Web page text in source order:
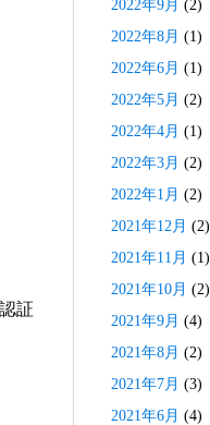
証
2022年9月 (2)
2022年8月 (1)
2022年6月 (1)
2022年5月 (2)
2022年4月 (1)
2022年3月 (2)
2022年1月 (2)
2021年12月 (2)
2021年11月 (1)
2021年10月 (2)
2021年9月 (4)
2021年8月 (2)
2021年7月 (3)
2021年6月 (4)